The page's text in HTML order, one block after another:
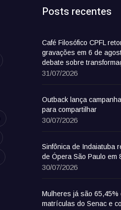
Posts recentes
Café Filosófico CPFL
gravações em 6 de
debate sobre
31/07/2026
Outback lança
para compartilhar
30/07/2026
Sinfônica de Indaiatuba
de Ópera São Paulo em
30/07/2026
Mulheres já são 65,45%
matrículas do Senac e